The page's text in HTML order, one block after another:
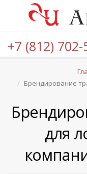
+7 (812) 702-
Брендирование
для